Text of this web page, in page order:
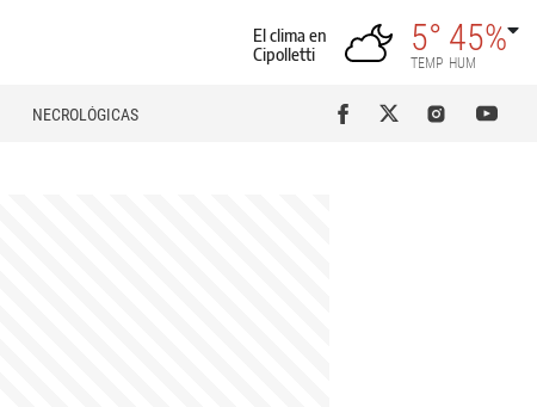
El clima en
Cipolletti
5°
TEMP
45%
HUM
NECROLÓGICAS